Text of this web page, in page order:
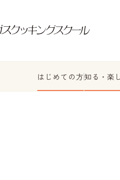
はじめての方知る・楽